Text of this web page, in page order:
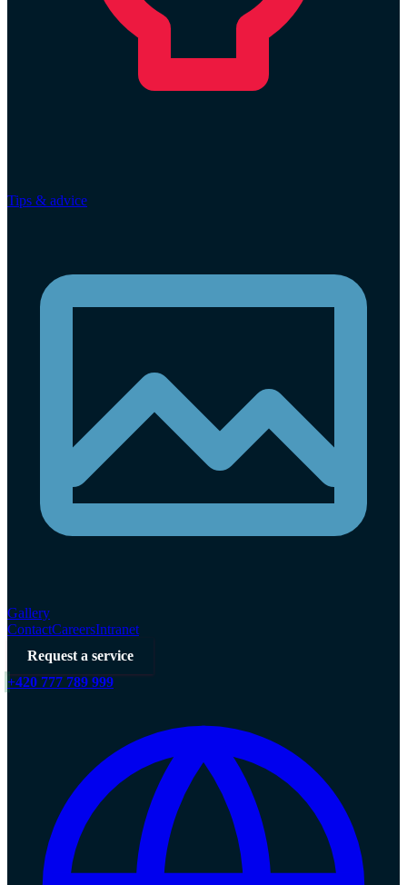
Tips & advice
Gallery
ContactCareersIntranet
Request a service
+420 777 789 999